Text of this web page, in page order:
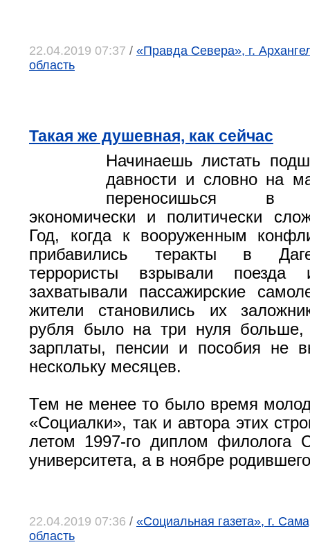
22.04.2019 07:37 / «Правда Севера», г.
область
Такая же душевная, как сейчас
Начинаешь листать
давности и словно на
переносишься в
экономически и политически
Год, когда к вооруженным
прибавились теракты в
террористы взрывали поезда
захватывали пассажирские
жители становились их
рубля было на три нуля
зарплаты, пенсии и пособия не
нескольку месяцев.
Тем не менее то было время
«Социалки», так и автора этих
летом 1997-го диплом филолога
университета, а в ноябре
22.04.2019 07:36 / «Социальная газета», г.
область